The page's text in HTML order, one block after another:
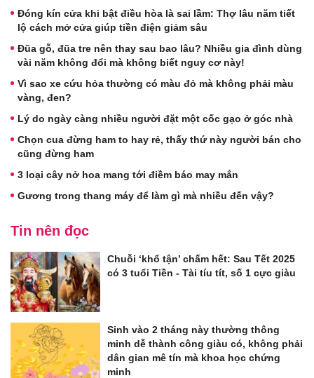
Đóng kín cửa khi bật điều hòa là sai lầm: Thợ lâu năm tiết
lộ cách mở cửa giúp tiền điện giảm sâu
Đũa gỗ, đũa tre nên thay sau bao lâu? Nhiều gia đình dùng
vài năm không đổi mà không biết nguy cơ này!
Vì sao xe cứu hỏa thường có màu đỏ mà không phải màu
vàng, đen?
Lý do ngày càng nhiều người đặt một cốc gạo ở góc nhà
Chọn cua đừng ham to hay rẻ, thấy thứ này người bán cho
cũng đừng ham
3 loại cây nở hoa mang tới điềm báo may mắn
Gương trong thang máy để làm gì mà nhiều đến vậy?
Tin nên đọc
Chuỗi ‘khổ tận’ chấm hết: Sau Tết 2025
có 3 tuổi Tiền - Tài tíu tít, số 1 cực giàu
Sinh vào 2 tháng này thường thông
minh dễ thành công giàu có, không phải
dân gian mê tín mà khoa học chứng
minh